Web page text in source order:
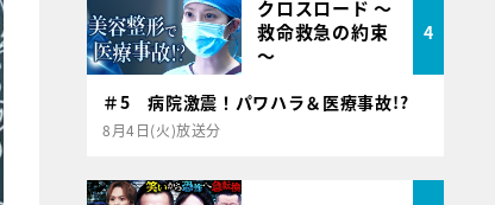
クロスロード ～
救命救急の約束
～
4
＃5 病院激震！パワハラ＆医療事故!?
8月4日(火)放送分